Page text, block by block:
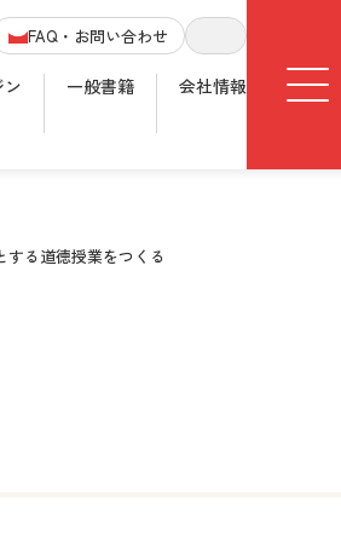
FAQ・お問い合わせ
サイト内検索
ン 一般書籍 会社情報
る道徳授業をつくる